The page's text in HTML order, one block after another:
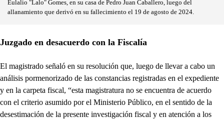
Eulalio "Lalo" Gomes, en su casa de Pedro Juan Caballero, luego del
allanamiento que derivó en su fallecimiento el 19 de agosto de 2024.
Juzgado en desacuerdo con la Fiscalía
El magistrado señaló en su resolución que, luego de llevar a cabo un
análisis pormenorizado de las constancias registradas en el expediente
y en la carpeta fiscal, “esta magistratura no se encuentra de acuerdo
con el criterio asumido por el Ministerio Público, en el sentido de la
desestimación de la presente investigación fiscal y en atención a los